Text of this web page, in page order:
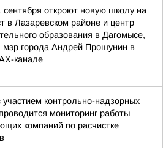
откроют новую школу на
в Лазаревском районе и центр
образования в Дагомысе,
города Андрей Прошунин в
канале
контрольно-надзорных
мониторинг работы
компаний по расчистке